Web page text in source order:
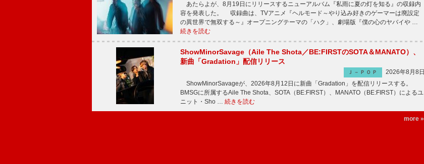
あたらよが、8月19日にリリースするニューアルバム『私雨に夏の灯を知る』の収録内
容を発表した。 収録曲は、TVアニメ『ヘルモード～やり込み好きのゲーマーは廃設定
の異世界で無双する～』オープニングテーマの「ハク」、劇場版『僕の心のヤバイや …
続きを読む
ShowMinorSavage（Aile The Shota／BE:FIRSTのSOTA＆MANATO）、
新曲「Gradation」配信リリース
Ｊ－ＰＯＰ
2026年8月8日
ShowMinorSavageが、2026年8月12日に新曲「Gradation」を配信リリースする。
BMSGに所属するAile The Shota、SOTA（BE:FIRST）、MANATO（BE:FIRST）によるユ
ニット・Sho … 続きを読む
more »